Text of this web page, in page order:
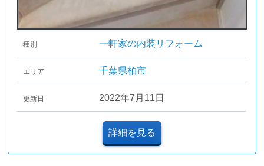
種別 一軒家の内装リフォーム
エリア 千葉県柏市
更新日 2022年7月11日
詳細を見る